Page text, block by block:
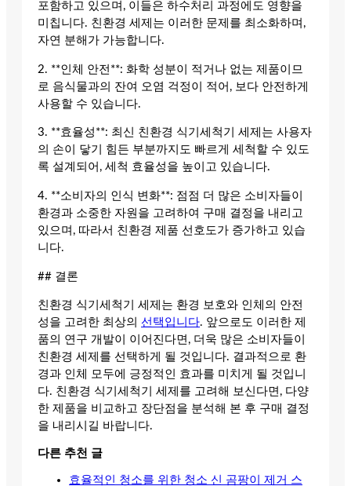
포함하고 있으며, 이들은 하수처리 과정에도 영향을
미칩니다. 친환경 세제는 이러한 문제를 최소화하며,
자연 분해가 가능합니다.
2. **인체 안전**: 화학 성분이 적거나 없는 제품이므
로 음식물과의 잔여 오염 걱정이 적어, 보다 안전하게
사용할 수 있습니다.
3. **효율성**: 최신 친환경 식기세척기 세제는 사용자
의 손이 닿기 힘든 부분까지도 빠르게 세척할 수 있도
록 설계되어, 세척 효율성을 높이고 있습니다.
4. **소비자의 인식 변화**: 점점 더 많은 소비자들이
환경과 소중한 자원을 고려하여 구매 결정을 내리고
있으며, 따라서 친환경 제품 선호도가 증가하고 있습
니다.
## 결론
친환경 식기세척기 세제는 환경 보호와 인체의 안전
성을 고려한 최상의 선택입니다. 앞으로도 이러한 제
품의 연구 개발이 이어진다면, 더욱 많은 소비자들이
친환경 세제를 선택하게 될 것입니다. 결과적으로 환
경과 인체 모두에 긍정적인 효과를 미치게 될 것입니
다. 친환경 식기세척기 세제를 고려해 보신다면, 다양
한 제품을 비교하고 장단점을 분석해 본 후 구매 결정
을 내리시길 바랍니다.
다른 추천 글
효율적인 청소를 위한 청소 신 곰팡이 제거 스